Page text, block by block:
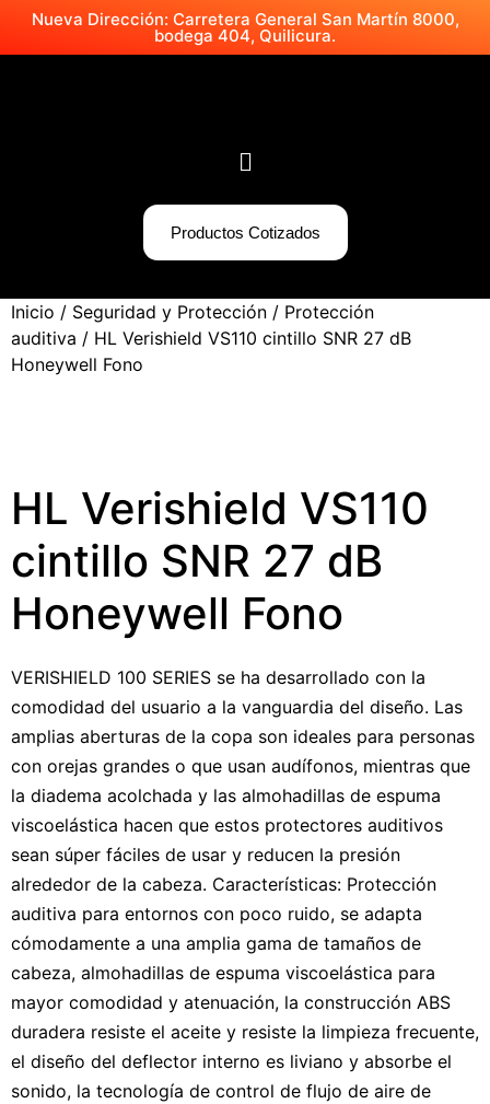
Nueva Dirección: Carretera General San Martín 8000,
bodega 404, Quilicura.
Productos Cotizados
Inicio / Seguridad y Protección / Protección
auditiva / HL Verishield VS110 cintillo SNR 27 dB
Honeywell Fono
HL Verishield VS110
cintillo SNR 27 dB
Honeywell Fono
VERISHIELD 100 SERIES se ha desarrollado con la
comodidad del usuario a la vanguardia del diseño. Las
amplias aberturas de la copa son ideales para personas
con orejas grandes o que usan audífonos, mientras que
la diadema acolchada y las almohadillas de espuma
viscoelástica hacen que estos protectores auditivos
sean súper fáciles de usar y reducen la presión
alrededor de la cabeza. Características: Protección
auditiva para entornos con poco ruido, se adapta
cómodamente a una amplia gama de tamaños de
cabeza, almohadillas de espuma viscoelástica para
mayor comodidad y atenuación, la construcción ABS
duradera resiste el aceite y resiste la limpieza frecuente,
el diseño del deflector interno es liviano y absorbe el
sonido, la tecnología de control de flujo de aire de